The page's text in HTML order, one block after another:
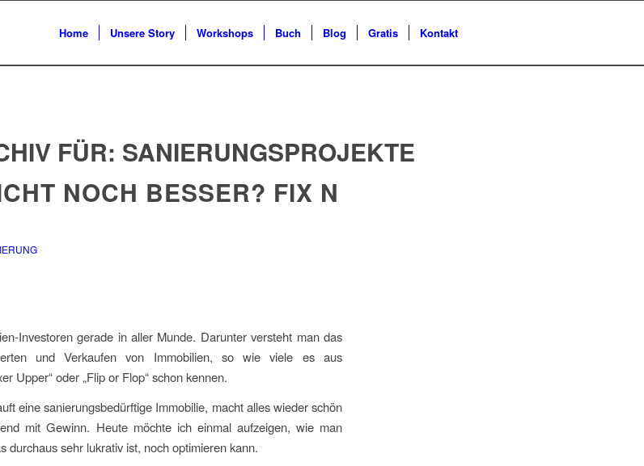
Home Unsere Story Workshops Buch Blog Gratis Kontakt
FÜR: SANIERUNGSPROJEKTE
NOCH BESSER? FIX N
Investoren gerade in aller Munde. Darunter versteht man das
und Verkaufen von Immobilien, so wie viele es aus
Upper“ oder „Flip or Flop“ schon kennen.
eine sanierungsbedürftige Immobilie, macht alles wieder schön
mit Gewinn. Heute möchte ich einmal aufzeigen, wie man
durchaus sehr lukrativ ist, noch optimieren kann.